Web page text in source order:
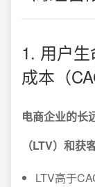
1. 用户
成本（
电商企业的长
（LTV）和获
LTV高于